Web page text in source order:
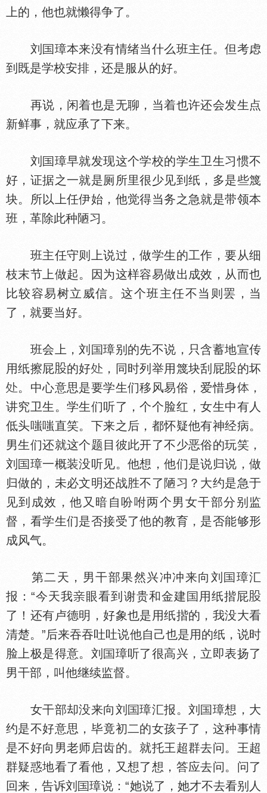
上的，他也就懒得争了。
刘
璋本来没有情绪当什么班主任。但考虑
到既是学校安排，还是服从的好。
再说，闲着也是无聊，当着也许还会发生点
新鲜事，就应承了下来。
刘
璋早就发现这个学校的学生卫生习惯不
好，证据之一就是厕所里很少见到纸，多是些篾
块。所以上任伊始，他觉得当务之急就是带领本
班，革除此种陋习。
班主任守则上说过，做学生的工作，要从细
枝末节上做起。因为这样容易做出成效，从而也
比较容易树立威信。这个班主任不当则罢，当
了，就要当好。
班会上，刘
璋别的先不说，只含蓄地宣传
用纸擦屁
的好 ，同时列举用篾块刮屁
的坏
。中心意思是要学生们移风易俗，爱惜身
，
讲究卫生。学生们听了，个个脸红，女生中有人
低头嗤嗤直笑。下来之后，都怀疑他有神经病。
男生们还就这个题目彼此开了不少恶俗的玩笑，
刘
璋一概装没听见。他想，他们是说归说，做
归做的，未必文明还战胜不了陋习？大约是急于
见到成效，他又暗自吩咐两个男女干部分别监
督，看学生们是否接受了他的教育，是否能够形
成风气。
第二天，男干部果然兴冲冲来向刘
璋汇
报：“今天我
眼看到谢贵和金建
用纸揩屁
了！还有卢德明，好象也是用纸揩的，我没大看
清楚。”后来吞吞吐吐说他自己也是用的纸，说时
脸上极是得意。刘
璋听了很高兴，立即表扬了
男干部，叫他继续监督。
女干部却没来向刘 璋汇报。刘
璋想，大
约是不好意思，毕竟初二的女孩子了，这种事情
是不好向男老师启齿的。就托王超群去问。王超
群疑惑地看了看他，又想了想，答应去问。问了
回来，告诉刘
璋说：“她说了，她才不去看别人